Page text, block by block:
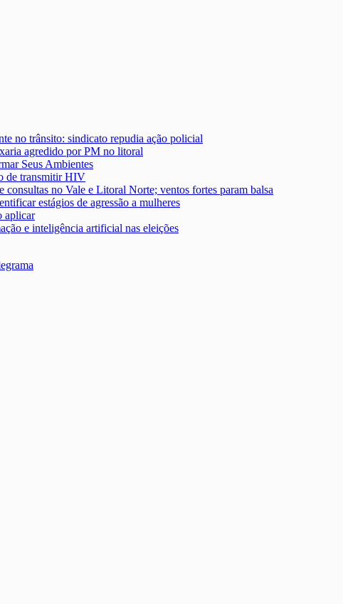
no trânsito: sindicato repudia ação policial
agredido por PM no litoral
Seus Ambientes
de transmitir HIV
consultas no Vale e Litoral Norte; ventos fortes param balsa
estágios de agressão a mulheres
aplicar
e inteligência artificial nas eleições